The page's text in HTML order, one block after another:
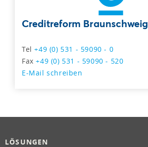
Creditreform Braunschweig
Tel+49 (0) 531 - 59090 - 0
Fax+49 (0) 531 - 59090 - 520
E-Mail schreiben
LÖSUNGEN